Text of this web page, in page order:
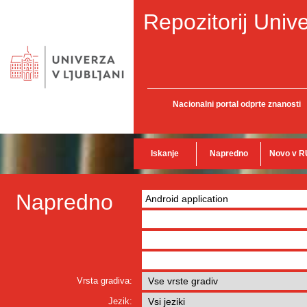
Repozitorij
Nacionalni portal odprte znanosti
Iskanje Napredno Novo v
Napredno
Vrsta gradiva:
Jezik: